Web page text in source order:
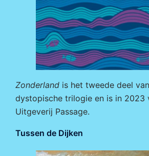
Zonderland is het tweede deel
dystopische trilogie en is in 2023
Uitgeverij Passage.
Tussen de Dijken